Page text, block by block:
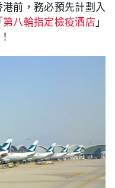
前，務必預先計劃入
第八輪指定檢疫酒店 」